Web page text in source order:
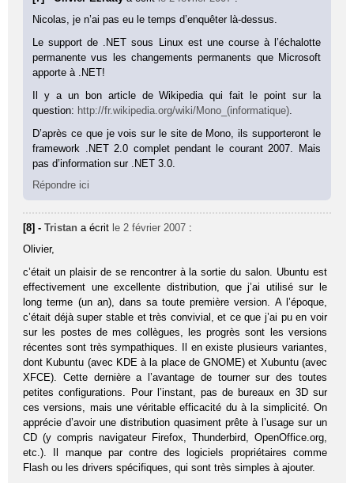
Nicolas, je n’ai pas eu le temps d’enquêter là-dessus.
Le support de .NET sous Linux est une course à l’échalotte
permanente vus les changements permanents que Microsoft
apporte à .NET!
Il y a un bon article de Wikipedia qui fait le point sur la
question: http://fr.wikipedia.org/wiki/Mono_(informatique)
D’après ce que je vois sur le site de Mono, ils supporteront le
framework .NET 2.0 complet pendant le courant 2007. Mais
pas d’information sur .NET 3.0.
Répondre ici
[8] -Tristan a écrit le 2 février 2007 :
Olivier,
c’était un plaisir de se rencontrer à la sortie du salon. Ubuntu est
effectivement une excellente distribution, que j’ai utilisé sur le
long terme (un an), dans sa toute première version. A l’époque,
c’était déjà super stable et très convivial, et ce que j’ai pu en voir
sur les postes de mes collègues, les progrès sont les versions
récentes sont très sympathiques. Il en existe plusieurs variantes,
dont Kubuntu (avec KDE à la place de GNOME) et Xubuntu (avec
XFCE). Cette dernière a l’avantage de tourner sur des toutes
petites configurations. Pour l’instant, pas de bureaux en 3D sur
ces versions, mais une véritable efficacité du à la simplicité. On
apprécie d’avoir une distribution quasiment prête à l’usage sur un
CD (y compris navigateur Firefox, Thunderbird, OpenOffice.org,
etc.). Il manque par contre des logiciels propriétaires comme
Flash ou les drivers spécifiques, qui sont très simples à ajouter.